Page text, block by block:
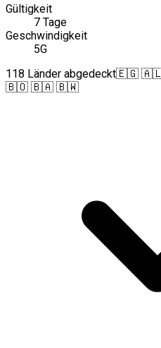
Gültigkeit
7 Tage
Geschwindigkeit
5G
118 Länder abgedeckt🇪🇬
🇧🇴 🇧🇦 🇧🇼